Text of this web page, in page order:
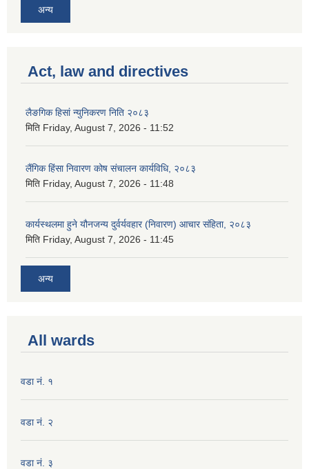
अन्य
Act, law and directives
लैङगिक हिसां न्युनिकरण निति २०८३
मिति Friday, August 7, 2026 - 11:52
लैंगिक हिंसा निवारण कोष संचालन कार्यविधि, २०८३
मिति Friday, August 7, 2026 - 11:48
कार्यस्थलमा हुने यौनजन्य दुर्वर्यवहार (निवारण) आचार संहिता, २०८३
मिति Friday, August 7, 2026 - 11:45
अन्य
All wards
वडा नं. १
वडा नं. २
वडा नं. ३